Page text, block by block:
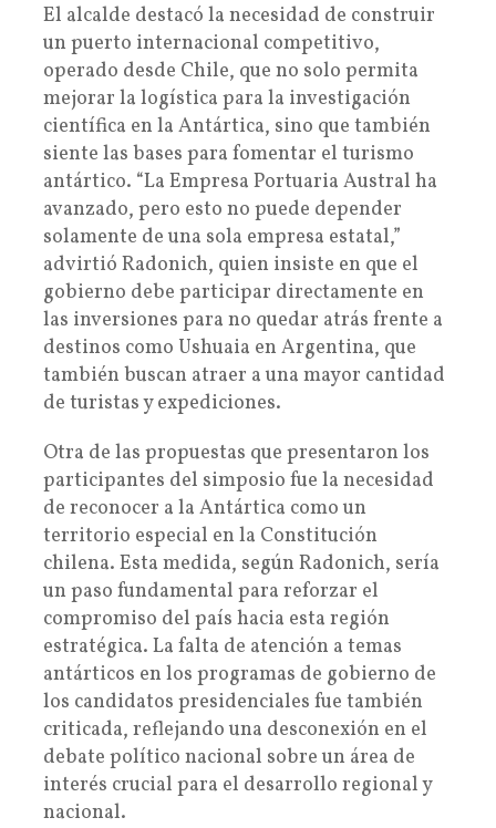
El alcalde destacó la necesidad de construir
un puerto internacional competitivo,
operado desde Chile, que no solo permita
mejorar la logística para la investigación
científica en la Antártica, sino que también
siente las bases para fomentar el turismo
antártico. “La Empresa Portuaria Austral ha
avanzado, pero esto no puede depender
solamente de una sola empresa estatal,”
advirtió Radonich, quien insiste en que el
gobierno debe participar directamente en
las inversiones para no quedar atrás frente a
destinos como Ushuaia en Argentina, que
también buscan atraer a una mayor cantidad
de turistas y expediciones.
Otra de las propuestas que presentaron los
participantes del simposio fue la necesidad
de reconocer a la Antártica como un
territorio especial en la Constitución
chilena. Esta medida, según Radonich, sería
un paso fundamental para reforzar el
compromiso del país hacia esta región
estratégica. La falta de atención a temas
antárticos en los programas de gobierno de
los candidatos presidenciales fue también
criticada, reflejando una desconexión en el
debate político nacional sobre un área de
interés crucial para el desarrollo regional y
nacional.